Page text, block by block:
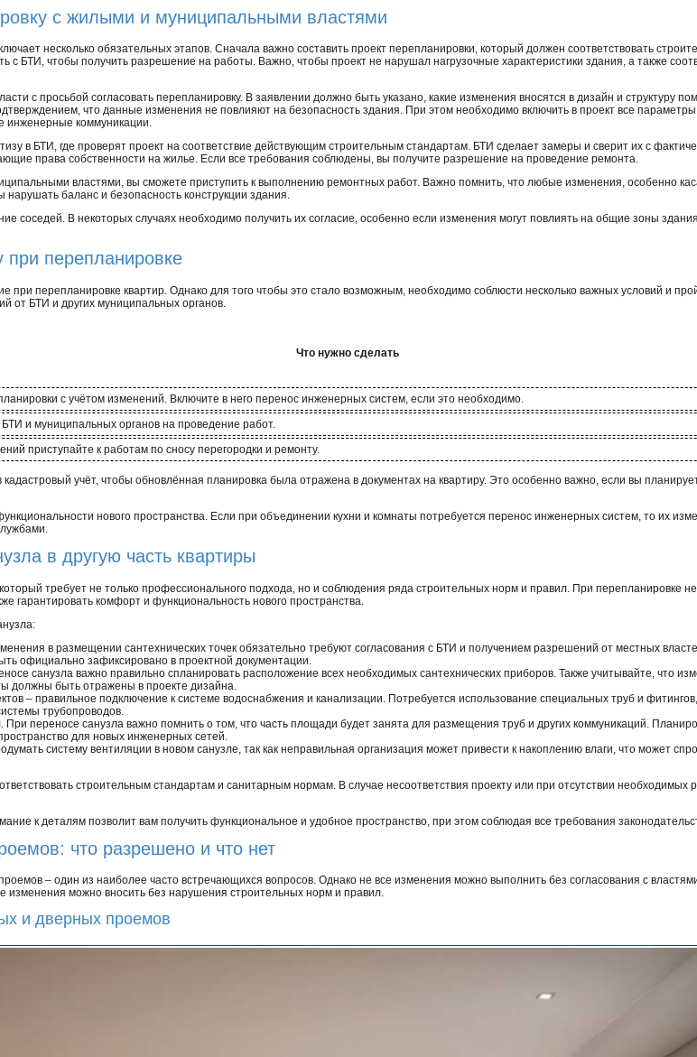
с жилыми и муниципальными властями
несколько обязательных этапов. Сначала важно составить проект перепланировки, который должен соответствовать
с БТИ, чтобы получить разрешение на работы. Важно, чтобы проект не нарушал нагрузочные характеристики здания, а также
с просьбой согласовать перепланировку. В заявлении должно быть указано, какие изменения вносятся в дизайн и структуру
что данные изменения не повлияют на безопасность здания. При этом необходимо включить в проект все
инженерные коммуникации.
в БТИ, где проверят проект на соответствие действующим строительным стандартам. БТИ сделает замеры и сверит их с
права собственности на жилье. Если все требования соблюдены, вы получите разрешение на проведение ремонта.
властями, вы сможете приступить к выполнению ремонтных работ. Важно помнить, что любые изменения, особенно
баланс и безопасность конструкции здания.
соседей. В некоторых случаях необходимо получить их согласие, особенно если изменения могут повлиять на общие зоны
перепланировке
перепланировке квартир. Однако для того чтобы это стало возможным, необходимо соблюсти несколько важных условий и
от БТИ и других муниципальных органов.
Что нужно сделать
с учётом изменений. Включите в него перенос инженерных систем, если это необходимо.
и муниципальных органов на проведение работ.
приступайте к работам по сносу перегородки и ремонту.
учёт, чтобы обновлённая планировка была отражена в документах на квартиру. Это особенно важно, если вы
нового пространства. Если при объединении кухни и комнаты потребуется перенос инженерных систем, то их
в другую часть квартиры
требует не только профессионального подхода, но и соблюдения ряда строительных норм и правил. При перепланировке
гарантировать комфорт и функциональность нового пространства.
в размещении сантехнических точек обязательно требуют согласования с БТИ и получением разрешений от местных
официально зафиксировано в проектной документации.
санузла важно правильно спланировать расположение всех необходимых сантехнических приборов. Также учитывайте, что
должны быть отражены в проекте дизайна.
– правильное подключение к системе водоснабжения и канализации. Потребуется использование специальных труб и
трубопроводов.
. При переносе санузла важно помнить о том, что часть площади будет занята для размещения труб и других коммуникаций.
для новых инженерных сетей.
систему вентиляции в новом санузле, так как неправильная организация может привести к накоплению влаги, что может
строительным стандартам и санитарным нормам. В случае несоответствия проекту или при отсутствии
к деталям позволит вам получить функциональное и удобное пространство, при этом соблюдая все требования
что разрешено и что нет
– один из наиболее часто встречающихся вопросов. Однако не все изменения можно выполнить без согласования с
изменения можно вносить без нарушения строительных норм и правил.
и дверных проемов